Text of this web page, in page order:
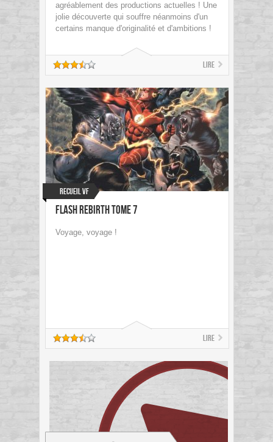
agréablement des productions actuelles ! Une
jolie découverte qui souffre néanmoins d'un
certains manque d'originalité et d'ambitions !
Lire
Recueil VF
Flash Rebirth Tome 7
Voyage, voyage !
Lire